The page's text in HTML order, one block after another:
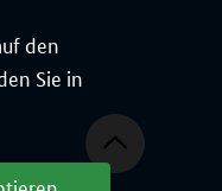
den
Sie in